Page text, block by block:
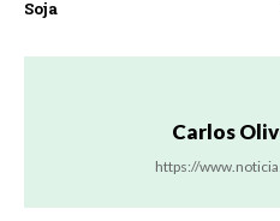
Soja
Carlos
https://